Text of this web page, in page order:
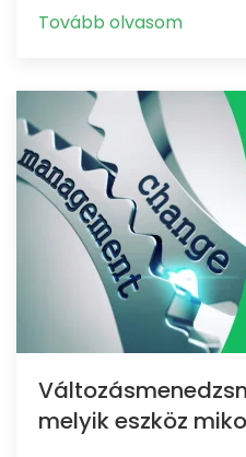
Tovább olvasom
melyik eszköz